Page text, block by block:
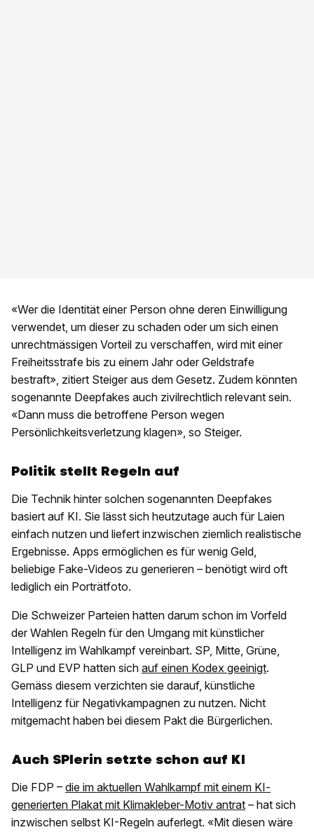
«Wer die Identität einer Person ohne deren Einwilligung
verwendet, um dieser zu schaden oder um sich einen
unrechtmässigen Vorteil zu verschaffen, wird mit einer
Freiheitsstrafe bis zu einem Jahr oder Geldstrafe
bestraft», zitiert Steiger aus dem Gesetz. Zudem könnten
sogenannte Deepfakes auch zivilrechtlich relevant sein.
«Dann muss die betroffene Person wegen
Persönlichkeitsverletzung klagen», so Steiger.
Politik stellt Regeln auf
Die Technik hinter solchen sogenannten Deepfakes
basiert auf KI. Sie lässt sich heutzutage auch für Laien
einfach nutzen und liefert inzwischen ziemlich realistische
Ergebnisse. Apps ermöglichen es für wenig Geld,
beliebige Fake-Videos zu generieren – benötigt wird oft
lediglich ein Porträtfoto.
Die Schweizer Parteien hatten darum schon im Vorfeld
der Wahlen Regeln für den Umgang mit künstlicher
Intelligenz im Wahlkampf vereinbart. SP, Mitte, Grüne,
GLP und EVP hatten sich auf einen Kodex geeinigt.
Gemäss diesem verzichten sie darauf, künstliche
Intelligenz für Negativkampagnen zu nutzen. Nicht
mitgemacht haben bei diesem Pakt die Bürgerlichen.
Auch SPlerin setzte schon auf KI
Die FDP – die im aktuellen Wahlkampf mit einem KI-
generierten Plakat mit Klimakleber-Motiv antrat – hat sich
inzwischen selbst KI-Regeln auferlegt. «Mit diesen wäre